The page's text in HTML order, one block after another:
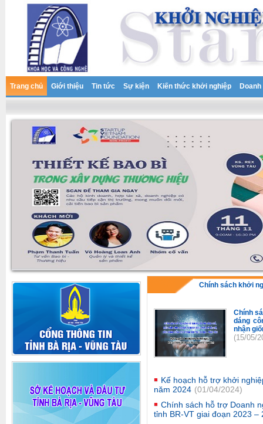
Trang chủ Giới thiệu Tin tức Sự kiện Kiến thức khởi nghiệp
Chính sách khởi
Chính
dáng
nhận
(15/05/
Kế hoạch hỗ trợ khởi
năm 2024 (01/04/2024)
Chính sách hỗ trợ Doanh
tỉnh BR-VT giai đoạn 2023 –